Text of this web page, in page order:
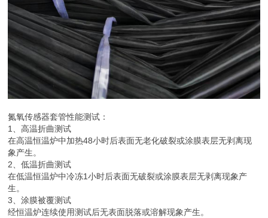
氮氧传感器套管性能测试：
1、高温折曲测试
在高温恒温炉中加热48小时后表面无老化破裂或涂膜表层无剥离现
象产生。
2、低温折曲测试
在低温恒温炉中冷冻1小时后表面无破裂或涂膜表层无剥离现象产
生。
3、涂膜被覆测试
经恒温炉连续使用测试后无表面脱落或溶解现象产生。